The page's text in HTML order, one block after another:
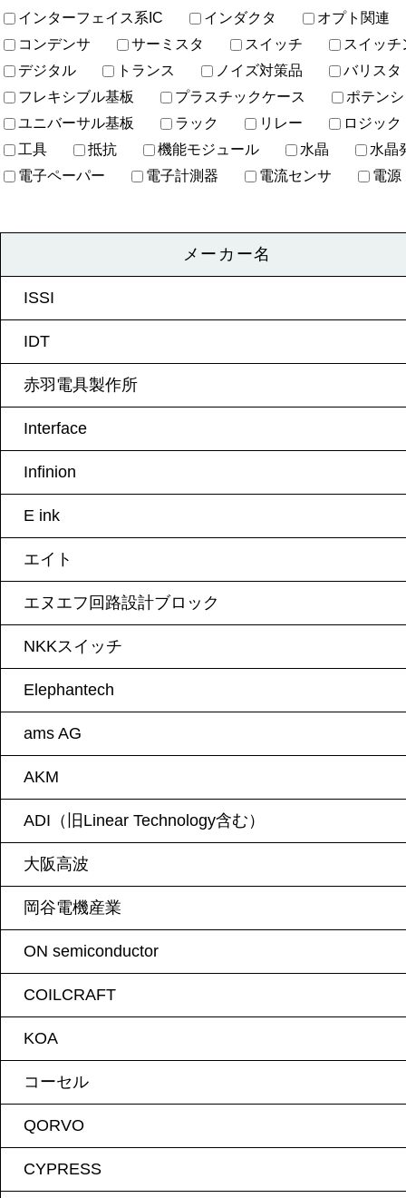
インターフェイス系IC
インダクタ
オプト関連
コンデンサ
サーミスタ スイッチ
スイッチ
デジタル
トランス ノイズ対策品
バリスタ
フレキシブル基板
プラスチックケース
ポテン
ユニバーサル基板
ラック リレー
ロジック
工具
抵抗 機能モジュール 水晶
水晶
電子ペーパー
電子計測器 電流センサ 電源
メーカー名
ISSI
IDT
赤羽電具製作所
Interface
Infinion
E ink
エイト
エヌエフ回路設計ブロック
NKKスイッチ
Elephantech
ams AG
AKM
ADI（旧Linear Technology含む）
大阪高波
岡谷電機産業
ON semiconductor
COILCRAFT
KOA
コーセル
QORVO
CYPRESS